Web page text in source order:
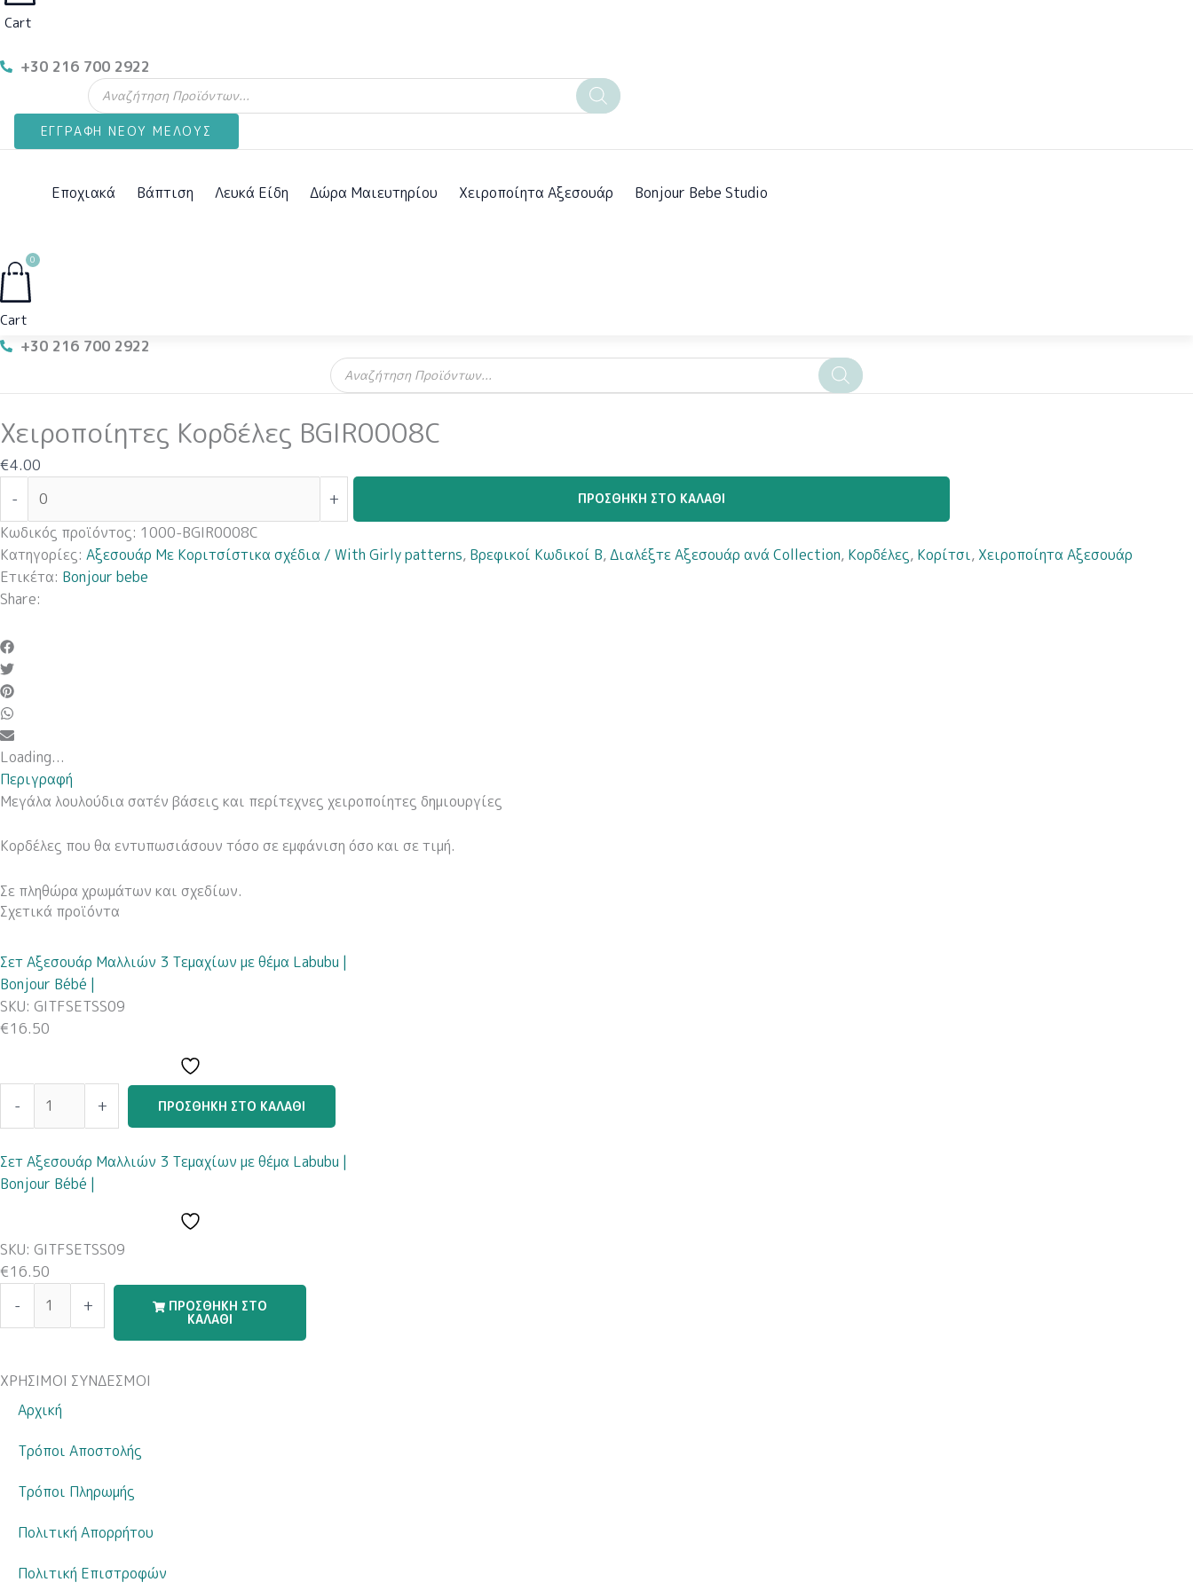
Cart
+30 216 700 2922
Products
search
ΕΓΓΡΑΦΗ ΝΕΟΥ ΜΕΛΟΥΣ
Εποχιακά Βάπτιση Λευκά Είδη Δώρα Μαιευτηρίου Χειροποίητα Αξεσουάρ Bonjour Bebe Studio
0
Cart
+30 216 700 2922
Products
search
Χειροποίητες Κορδέλες BGIR0008C
€4.00
-
+ ΠΡΟΣΘΉΚΗ ΣΤΟ ΚΑΛΆΘΙ
Κωδικός προϊόντος: 1000-BGIR0008C
Κατηγορίες: Αξεσουάρ Με Κοριτσίστικα σχέδια / With Girly patterns, Βρεφικοί Κωδικοί B,Διαλέξτε Αξεσουάρ ανά Collection, Κορδέλες, Κορίτσι, Χειροποίητα Αξεσουάρ
Ετικέτα: Bonjour bebe
Share:
Loading...
Περιγραφή
Μεγάλα λουλούδια σατέν βάσεις και περίτεχνες χειροποίητες δημιουργίες
Κορδέλες που θα εντυπωσιάσουν τόσο σε εμφάνιση όσο και σε τιμή.
Σε πληθώρα χρωμάτων και σχεδίων.
Σχετικά προϊόντα
Σετ Αξεσουάρ Μαλλιών 3 Τεμαχίων με θέμα Labubu |
Bonjour Bébé |
SKU: GITFSETSS09
€16.50
-
Αξεσουάρ
Μαλλιών
3
Τεμαχίων
Bébé
|
+ ΠΡΟΣΘΉΚΗ ΣΤΟ ΚΑΛΆΘΙ
Σετ Αξεσουάρ Μαλλιών 3 Τεμαχίων με θέμα Labubu |
Bonjour Bébé |
SKU: GITFSETSS09
€16.50
-
Boy
(Σετ
Σεντόνια)
ποσότητα
+ ΠΡΟΣΘΗΚΗ ΣΤΟ
ΚΑΛΑΘΙ
ΧΡΗΣΙΜΟΙ ΣΥΝΔΕΣΜΟΙ
Αρχική
Τρόποι Αποστολής
Τρόποι Πληρωμής
Πολιτική Απορρήτου
Πολιτική Επιστροφών